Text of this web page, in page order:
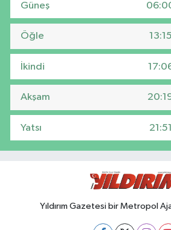
Güneş
Öğle 13:15
İkindi
Akşam
Yatsı 21:51
Yıldırım Gazetesi bir Metropol